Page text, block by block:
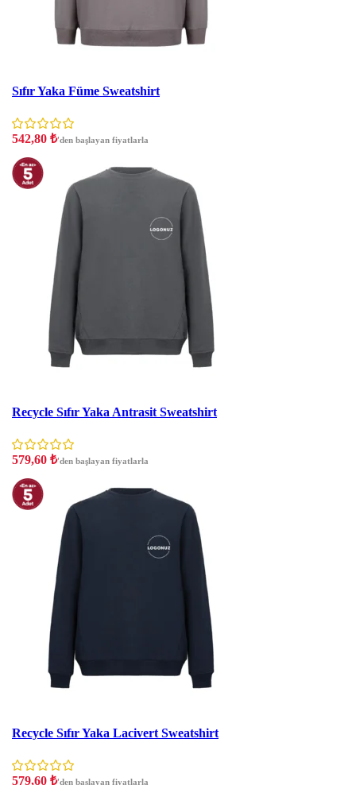
Sıfır Yaka Füme Sweatshirt
542,80 ₺'den başlayan fiyatlarla
Recycle Sıfır Yaka Antrasit Sweatshirt
579,60 ₺'den başlayan fiyatlarla
Recycle Sıfır Yaka Lacivert Sweatshirt
579,60 ₺'den başlayan fiyatlarla